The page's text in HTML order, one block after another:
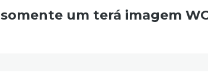
um terá imagem